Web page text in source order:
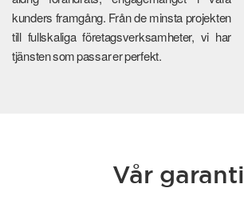
kunders framgång. Från de minsta projekten
till fullskaliga företagsverksamheter, vi har
tjänsten som passar er perfekt.
Vår garanti